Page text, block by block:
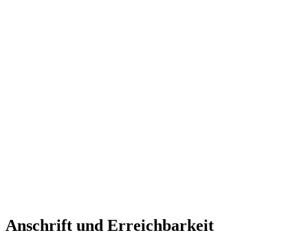
Anschrift und Erreichbarkeit